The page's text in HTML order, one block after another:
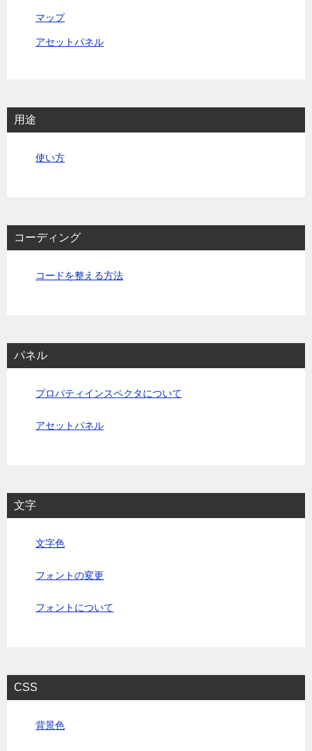
マップ
アセットパネル
用途
使い方
コーディング
コードを整える方法
パネル
プロパティインスペクタについて
アセットパネル
文字
文字色
フォントの変更
フォントについて
CSS
背景色